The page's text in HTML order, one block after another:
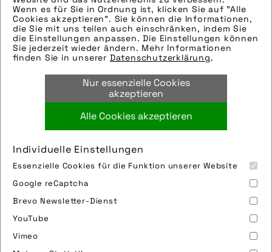
Wenn es für Sie in Ordnung ist, klicken Sie auf "Alle
Cookies akzeptieren". Sie können die Informationen,
die Sie mit uns teilen auch einschränken, indem Sie
die Einstellungen anpassen. Die Einstellungen können
Sie jederzeit wieder ändern. Mehr Informationen
finden Sie in unserer Datenschutzerklärung.
Nur essenzielle Cookies
akzeptieren
Alle Cookies akzeptieren
Individuelle Einstellungen
Essenzielle Cookies für die Funktion unserer Website
Google reCaptcha
Brevo Newsletter-Dienst
YouTube
Vimeo
Modellname: Allmtn CF 9
Hersteller: Haibike
Tags:
action,berge,e-bike,e-mountainbike
fahrrad,haibike,motor,natur,pedelec,
winora-staiger gmbh
Bild downloaden